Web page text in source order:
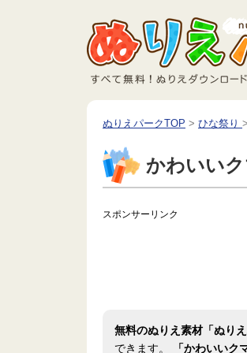
ぬりえパークTOP > ひな祭り >
かわいい
スポンサーリンク
無料のぬりえ素材「ぬりえ
できます。
「かわいいク